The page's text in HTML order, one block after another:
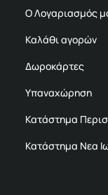
Ο Λογαριασμός
Καλάθι αγορών
Δωροκάρτες
Υπαναχώρηση
Κατάστημα
Κατάστημα Νεα